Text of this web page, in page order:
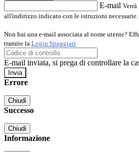
E-mail
all'indirizzo indicato con le istruzioni necessarie.
Non hai una e-mail associata al nome utente?
tramite la Login Spaggiari
E-mail inviata, si prega di controllare la
Errore
Chiudi
Successo
Chiudi
Informazione